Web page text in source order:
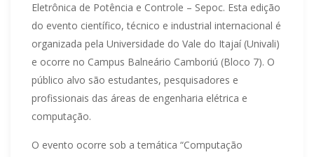
Eletrônica de Potência e Controle – Sepoc. Esta edição
do evento científico, técnico e industrial internacional é
organizada pela Universidade do Vale do Itajaí (Univali)
e ocorre no Campus Balneário Camboriú (Bloco 7). O
público alvo são estudantes, pesquisadores e
profissionais das áreas de engenharia elétrica e
computação.
O evento ocorre sob a temática “Computação